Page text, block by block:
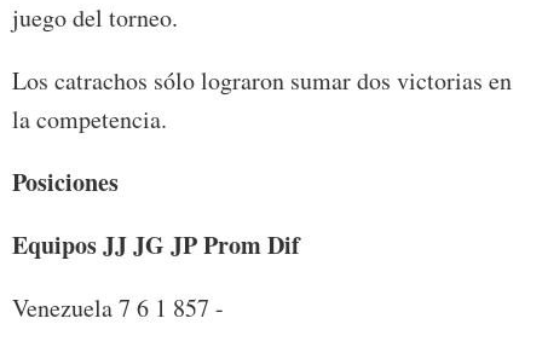
juego del torneo.
Los catrachos sólo lograron sumar dos victorias en
la competencia.
Posiciones
Equipos JJ JG JP Prom Dif
Venezuela 7 6 1 857 -